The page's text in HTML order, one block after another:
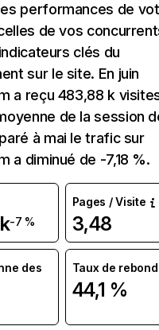
performances de
de vos
clés du
sur le site. En juin
a reçu 483,88 k
de la session
à mai le trafic sur
a diminué de -7,18 %.
-7 %
Pages / Visite
3,48
des
Taux de rebond
44,1 %